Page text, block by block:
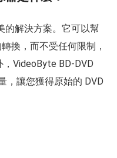
的解決方案。它可以幫
換，而不受任何限制，
VideoByte BD-DVD
，讓您獲得原始的 DVD